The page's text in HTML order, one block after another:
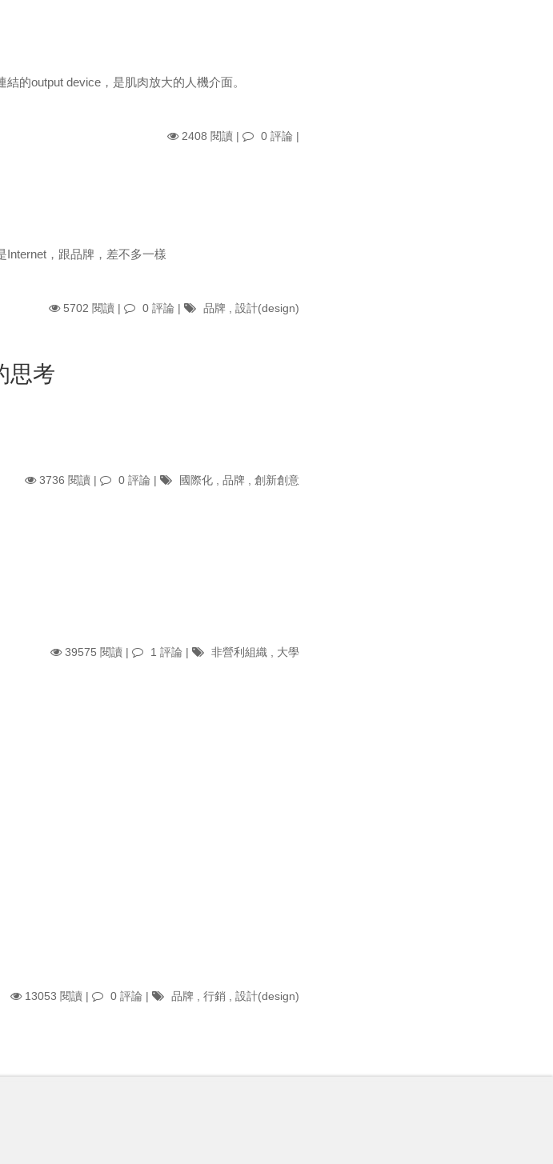
的output device，是肌肉放大的人機介面。
2408 閱讀 | 0 評論 |
Internet，跟品牌，差不多一樣
5702 閱讀 | 0 評論 | 品牌 設計(design)
思考
3736 閱讀 | 0 評論 | 國際化 品牌 創新創意
39575 閱讀 | 1 評論 | 非營利組織 大學
13053 閱讀 | 0 評論 | 品牌 行銷 設計(design)